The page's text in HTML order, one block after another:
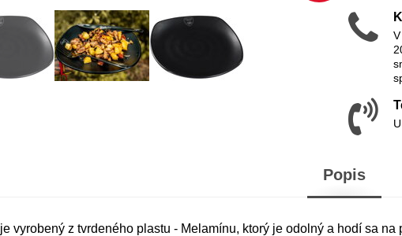
Popis
je vyrobený z tvrdeného plastu - Melamínu, ktorý je odolný a hodí sa na